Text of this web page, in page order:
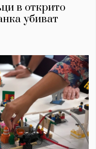
в открито
убиват